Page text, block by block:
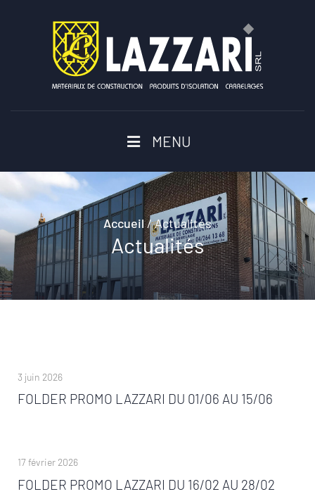
MENU
Accueil/Actualités
Actualités
3 juin 2026
FOLDER PROMO LAZZARI DU 01/06 AU 15/06
17 février 2026
FOLDER PROMO LAZZARI DU 16/02 AU 28/02